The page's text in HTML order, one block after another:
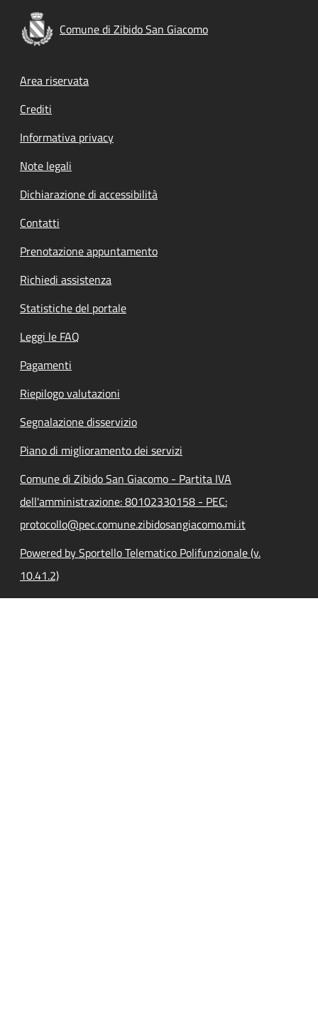
Comune di Zibido San Giacomo
Footer menu
Area riservata
Crediti
Informativa privacy
Note legali
Dichiarazione di accessibilità
Contatti
Prenotazione appuntamento
Richiedi assistenza
Statistiche del portale
Leggi le FAQ
Pagamenti
Riepilogo valutazioni
Segnalazione disservizio
Piano di miglioramento dei servizi
Comune di Zibido San Giacomo - Partita IVA
dell'amministrazione: 80102330158 - PEC:
protocollo@pec.comune.zibidosangiacomo.mi.it
Powered by Sportello Telematico Polifunzionale (v.
10.41.2)